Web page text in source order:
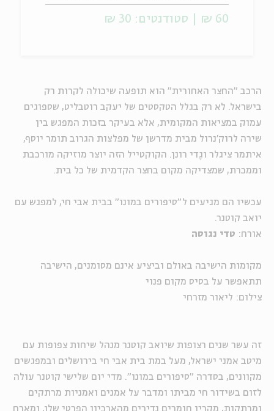
הרכב "החצר האחורית" הוא תופעה שיכולה לקרות רק
בישראל. לא רק בגלל הטקסטים של יעקב רוטבליט, שספוגים
עמוק במציאות המקומית, אלא בעיקר בזכות המפגש בין
שירה לרוק'נרול מבית מדרשן של מפלצות הגרוב תומר יוסף,
איתמר ציגלר וגֶדי רונן. הקוקטייל הזה יוצר מוזיקה מורכבת
וממכרת, שמצדיקה מקום בחצר הקדמית של כל בית.
עכשיו הם מגיעים ל"סיפורים במונו" בבית אבי חי, למפגש עם
יואב קוטנר.
אורח: טדי נגוסה
מקומות הישיבה באולם וביציע אינם מסומנים, הישיבה
תתאפשר על בסיס מקום פנוי
צילום: ליאור מזרחי
זה עשר שנים רצופות שיואב קוטנר מנהל שיחות צפופות עם
מיטב אמני ישראל, מעל במת בית אבי חי בירושלים ובמפגשים
מקוונים, בסדרה "סיפורים במונו". מדי יום שלישי קוטנר עולה
לזום בשידור חי מביתו ומדבר על אמנים ואמניות מרתקים
ומרתקות, מקרין חומרים נדירים מהארכיון הפרטי שלו, ומארח
60 ₪ | סטודנטים: 30 ₪